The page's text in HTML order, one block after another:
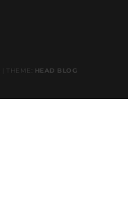
THEME: HEAD BLOG